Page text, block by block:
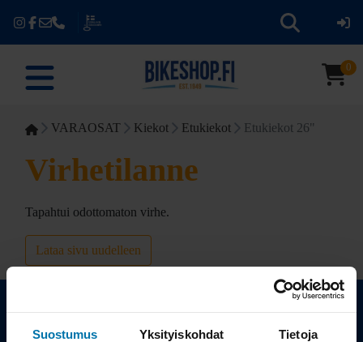
Suostumus Yksityiskohdat Tietoja
0
VARAOSAT Kiekot Etukiekot Etukiekot 26"
Virhetilanne
Tapahtui odottomaton virhe.
Lataa sivu uudelleen